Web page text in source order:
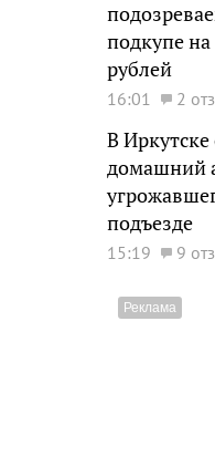
подкупе
рублей
16:01 2
В
домашний
подъезде
15:19 9